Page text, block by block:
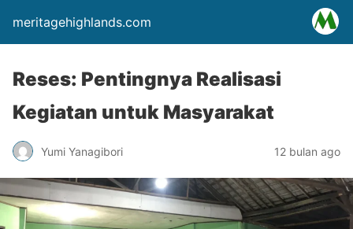
meritagehighlands.com
Reses: Pentingnya Realisasi
Kegiatan untuk Masyarakat
Yumi Yanagibori 12 bulan ago